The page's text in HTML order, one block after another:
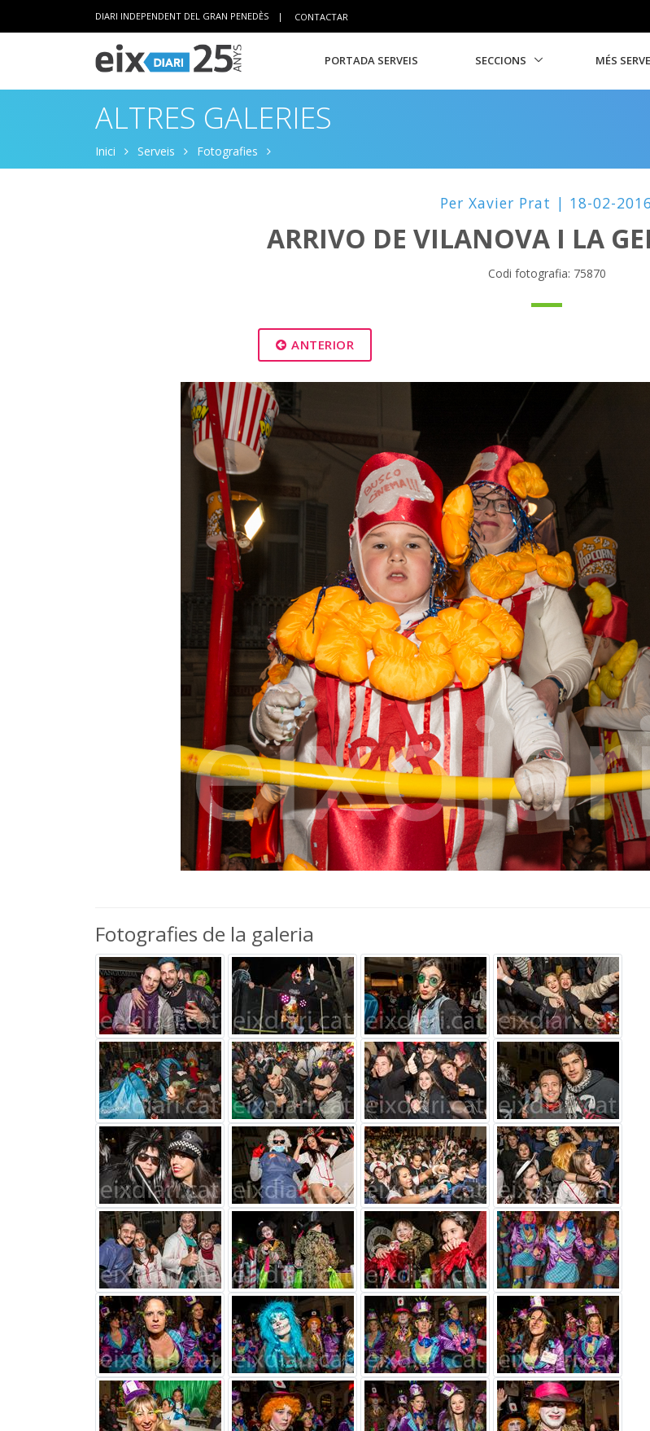
DIARI INDEPENDENT DEL GRAN PENEDÈS | CONTACTAR
PORTADA SERVEIS SECCIONS MÉS
ALTRES GALERIES
Inici Serveis Fotografies
Per Xavier Prat | 18-02-2016
ARRIVO DE VILANOVA I LA
Codi fotografia: 75870
ANTERIOR
Fotografies de la galeria